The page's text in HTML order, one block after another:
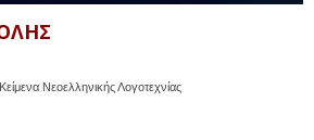
Νεοελληνικής Λογοτεχνίας